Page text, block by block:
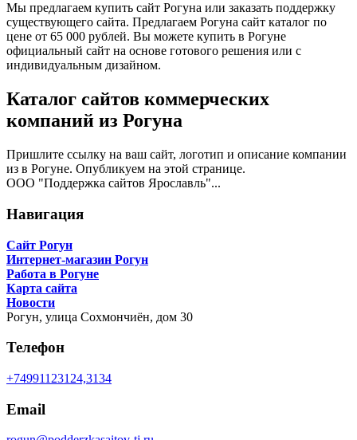
Мы предлагаем купить сайт Рогуна или заказать поддержку
существующего сайта. Предлагаем Рогуна сайт каталог по
цене от 65 000 рублей. Вы можете купить в Рогуне
официальный сайт на основе готового решения или с
индивидуальным дизайном.
Каталог сайтов коммерческих
компаний из Рогуна
Пришлите ссылку на ваш сайт, логотип и описание компании
из в Рогуне. Опубликуем на этой странице.
ООО "Поддержка сайтов Ярославль"...
Навигация
Сайт Рогун
Интернет-магазин Рогун
Работа в Рогуне
Карта сайта
Новости
Рогун, улица Сохмончиён, дом 30
Телефон
+74991123124,3134
Email